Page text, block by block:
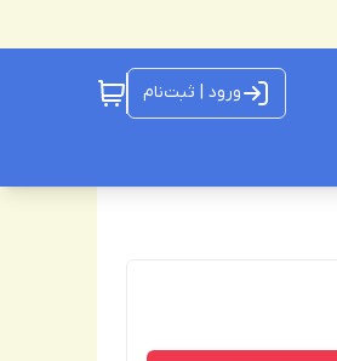
ورود | ثبت‌نام